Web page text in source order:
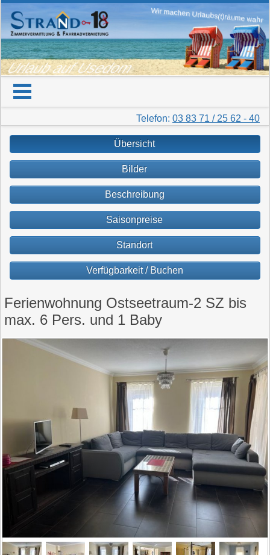
Wir machen Urlaubs(t)räume wahr
Urlaub auf Usedom
Telefon: 03 83 71 / 25 62 - 40
Übersicht
Bilder
Beschreibung
Saisonpreise
Standort
Verfügbarkeit / Buchen
Ferienwohnung Ostseetraum-2 SZ bis
max. 6 Pers. und 1 Baby